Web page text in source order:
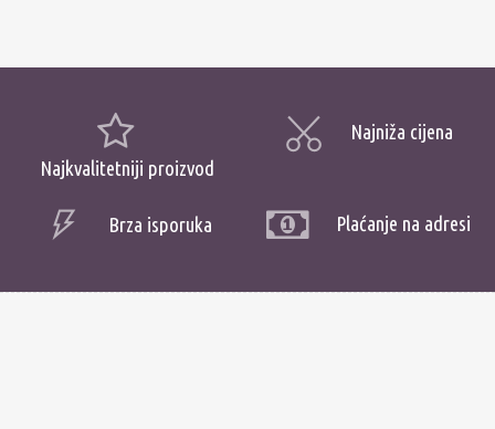
Najkvalitetniji proizvod
Najniža cijena
Brza isporuka Plaćanje na adresi